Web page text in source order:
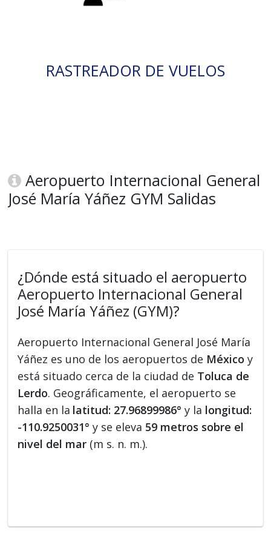
RASTREADOR DE VUELOS
Aeropuerto Internacional General
José María Yáñez GYM Salidas
¿Dónde está situado el aeropuerto
Aeropuerto Internacional General
José María Yáñez (GYM)?
Aeropuerto Internacional General José María
Yáñez es uno de los aeropuertos de México y
está situado cerca de la ciudad de Toluca de
Lerdo. Geográficamente, el aeropuerto se
halla en la latitud: 27.96899986° y la longitud:
-110.9250031° y se eleva 59 metros sobre el
nivel del mar (m s. n. m.).